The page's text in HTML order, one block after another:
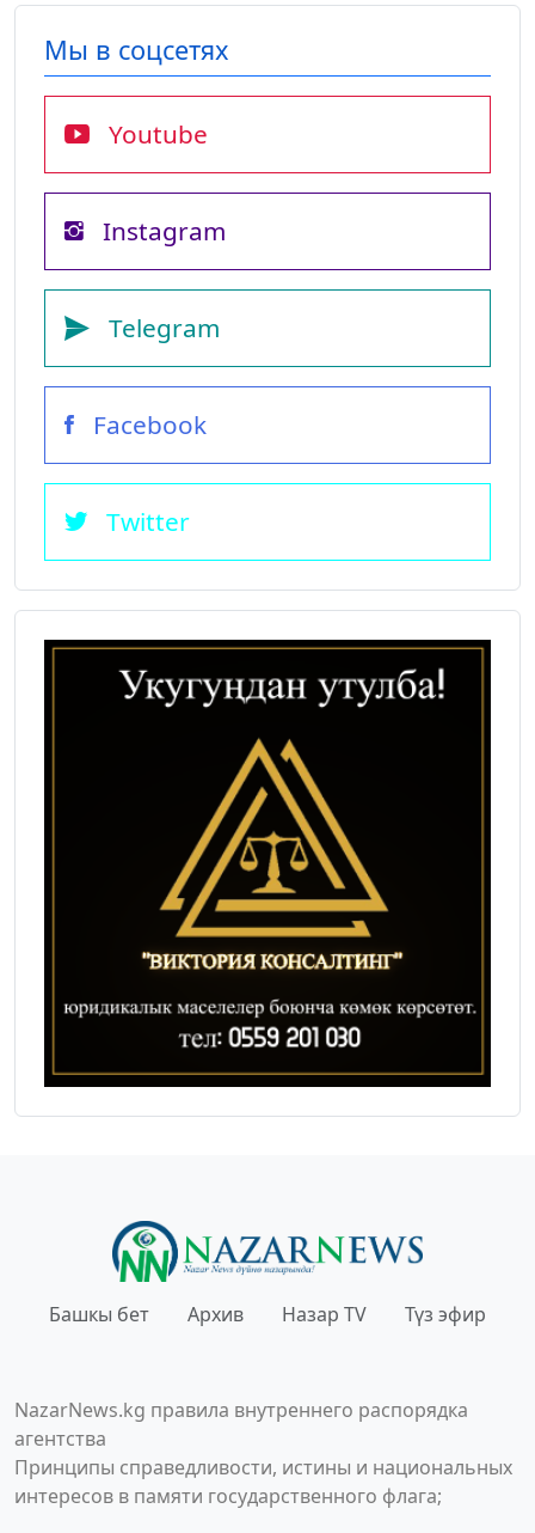
Мы в соцсетях
Youtube
Instagram
Telegram
Facebook
Twitter
Башкы бет Архив Назар TV Түз эфир
NazarNews.kg правила внутреннего распорядка
агентства
Принципы справедливости, истины и национальных
интересов в памяти государственного флага;